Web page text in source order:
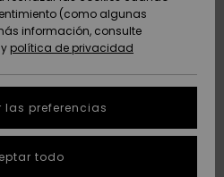
de
una
(como algunas
información, consulte
y política de privacidad
las preferencias
todo